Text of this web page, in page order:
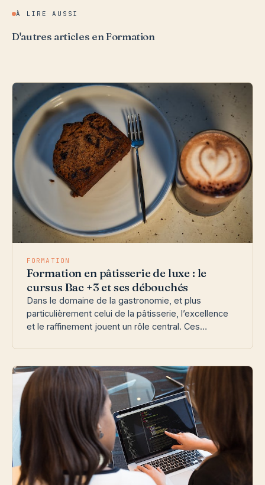
À LIRE AUSSI
D'autres articles en Formation
FORMATION
Formation en pâtisserie de luxe : le
cursus Bac +3 et ses débouchés
Dans le domaine de la gastronomie, et plus
particulièrement celui de la pâtisserie, l’excellence
et le raffinement jouent un rôle central. Ces…